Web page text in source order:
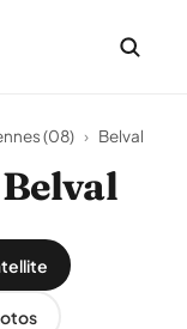
(08) › Belval